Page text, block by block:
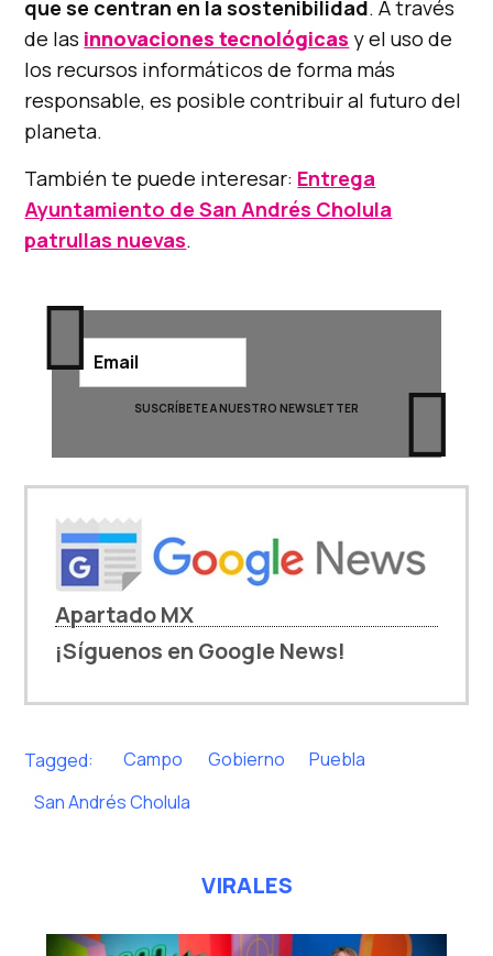
que se centran en la sostenibilidad. A través
de las innovaciones tecnológicas y el uso de
los recursos informáticos de forma más
responsable, es posible contribuir al futuro del
planeta.
También te puede interesar: Entrega
Ayuntamiento de San Andrés Cholula
patrullas nuevas.
Apartado MX
¡Síguenos en Google News!
Tagged: Campo Gobierno
Puebla
San Andrés Cholula
VIRALES